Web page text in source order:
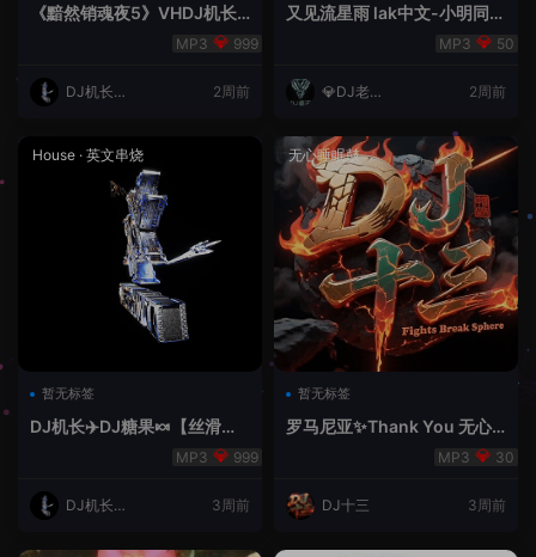
《黯然销魂夜5》VHDJ机长
999
DJ机长云
2周前
又见流星雨 lak中文-小明同学
50
💎DJ老王
2周前
House · 英文串烧
暂无标签
DJ机长✈️DJ糖果🍬【丝滑之
夜5】House摇摆节奏✈️纯净999
DJ机长云
3周前
无心睡眠鼓
暂无标签
罗马尼亚✨Thank You 无心
30
DJ十三 3周前